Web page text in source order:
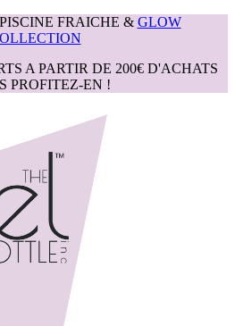
FRAICHE & GLOW
A PARTIR DE 200€ D'ACHATS
PROFITEZ-EN !